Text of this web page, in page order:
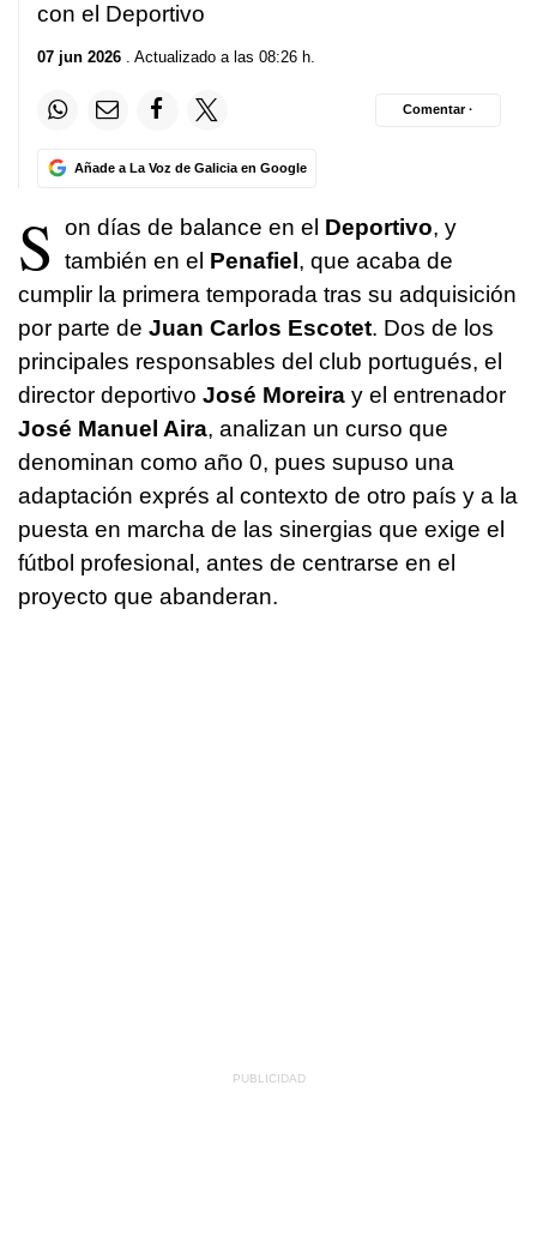
con el Deportivo
07 jun 2026 . Actualizado a las 08:26 h.
Añade a La Voz de Galicia en Google
Comentar ·
S on días de balance en el Deportivo, y
también en el Penafiel, que acaba de
cumplir la primera temporada tras su adquisición
por parte de Juan Carlos Escotet. Dos de los
principales responsables del club portugués, el
director deportivo José Moreira y el entrenador
José Manuel Aira, analizan un curso que
denominan como año 0, pues supuso una
adaptación exprés al contexto de otro país y a la
puesta en marcha de las sinergias que exige el
fútbol profesional, antes de centrarse en el
proyecto que abanderan.